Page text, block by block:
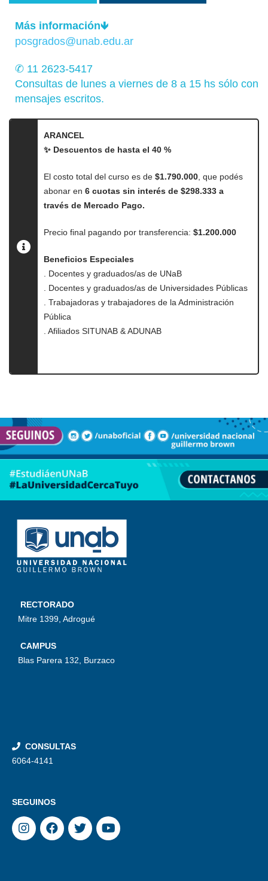
Más información🡻
posgrados@unab.edu.ar
✆ 11 2623-5417
Consultas de lunes a viernes de 8 a 15 hs sólo con
mensajes escritos.
ARANCEL
✨ Descuentos de hasta el 40 %
El costo total del curso es de $1.790.000 , que podés
abonar en 6 cuotas sin interés de $298.333 a
través de Mercado Pago.
Precio final pagando por transferencia: $1.200.000
Beneficios Especiales
. Docentes y graduados/as de UNaB
. Docentes y graduados/as de Universidades Públicas
. Trabajadoras y trabajadores de la Administración
Pública
. Afiliados SITUNAB & ADUNAB
RECTORADO
Mitre 1399, Adrogué
CAMPUS
Blas Parera 132, Burzaco
CONSULTAS
6064-4141
SEGUINOS